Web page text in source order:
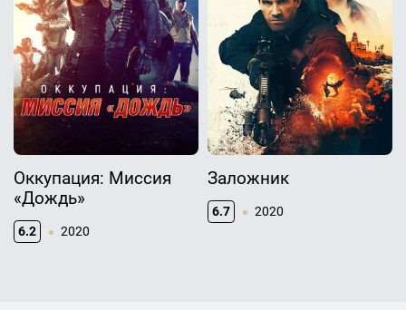
Оккупация: Миссия
«Дождь»
6.2 2020
Заложник
6.7 2020